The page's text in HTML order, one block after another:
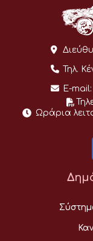
Τηλ.
E-mail:
Ωράρια